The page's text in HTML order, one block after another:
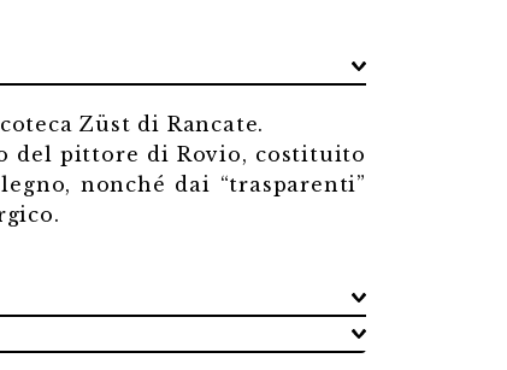
Züst di Rancate.
del pittore di Rovio, costituito
nonché dai “trasparenti”